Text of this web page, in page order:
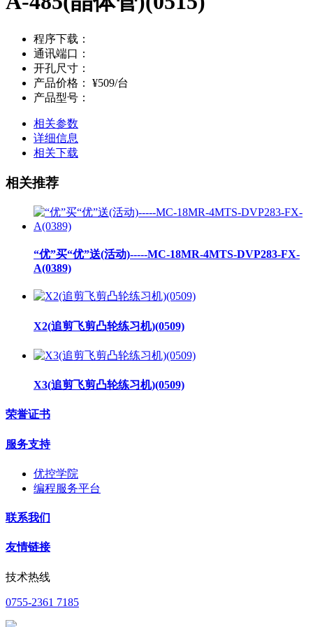
程序下载：
通讯端口：
开孔尺寸：
产品价格：
¥509/台
产品型号：
相关参数
详细信息
相关下载
相关推荐
“优”买“优”送(活动)-----MC-18MR-4MTS-DVP283-FX-
A(0389)
X2(追剪飞剪凸轮练习机)(0509)
X3(追剪飞剪凸轮练习机)(0509)
荣誉证书
服务支持
优控学院
编程服务平台
联系我们
友情链接
技术热线
0755-2361 7185